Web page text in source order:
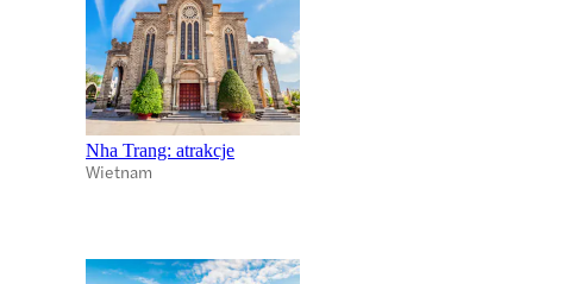
Nha Trang: atrakcje
Wietnam